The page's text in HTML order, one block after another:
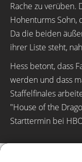
Rache zu verüben.
Hohenturms Sohn,
Da die beiden
ihrer Liste steht,
Hess betont, dass
werden und dass
Staffelfinales
"House of the
Starttermin bei